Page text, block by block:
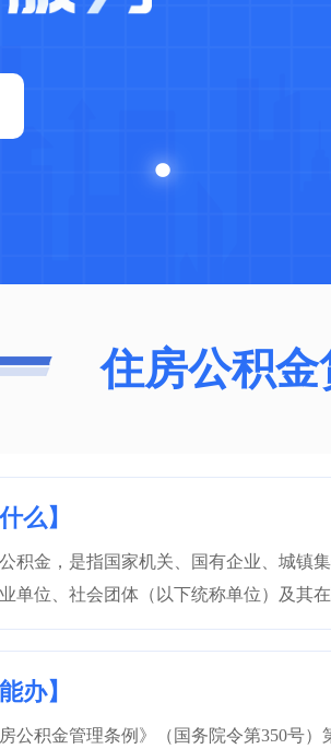
住房公积
么】
积金，是指国家机关、国有企业、城镇
单位、社会团体（以下统称单位）及其
办】
房公积金管理条例》（国务院令第350号